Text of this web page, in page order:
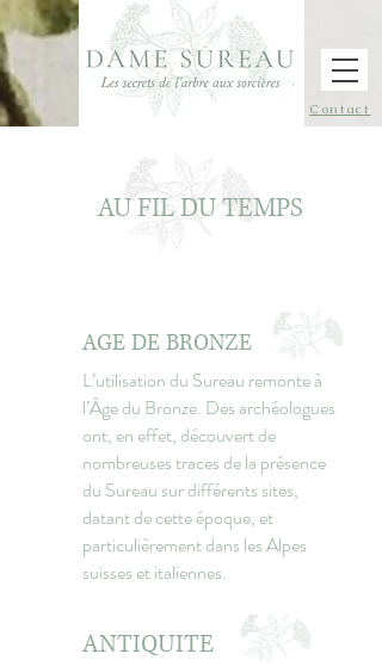
Contact
AU FIL DU TEMPS
AGE DE BRONZE
L’utilisation du Sureau remonte à
l’Âge du Bronze. Des archéologues
ont, en effet, découvert de
nombreuses traces de la présence
du Sureau sur différents sites,
datant de cette époque, et
particulièrement dans les Alpes
suisses et italiennes.
ANTIQUITE